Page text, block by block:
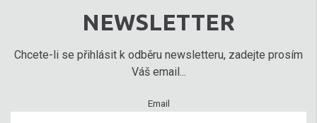
NEWSLETTER
Chcete-li se přihlásit k odběru newsletteru, zadejte prosím
Váš email...
Email